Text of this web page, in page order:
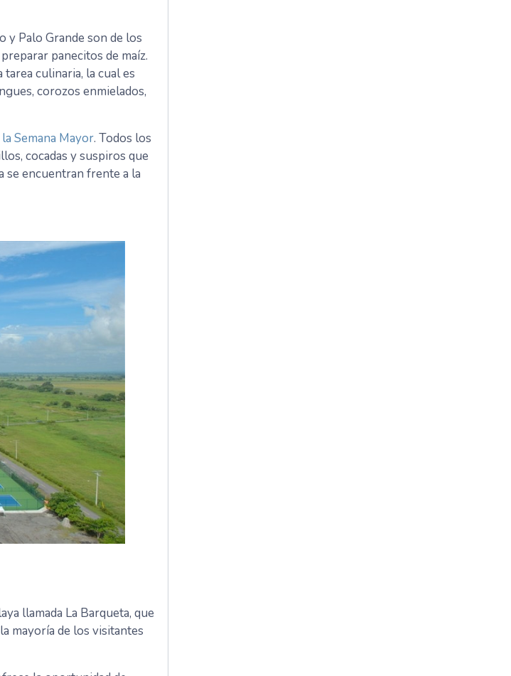
y Palo Grande son de los
panecitos de maíz.
culinaria, la cual es
corozos enmielados,
Semana Mayor. Todos los
cocadas y suspiros que
se encuentran frente a la
llamada La Barqueta, que
mayoría de los visitantes